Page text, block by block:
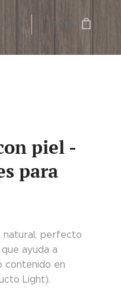
CESTA
piel -
para
natural, perfecto
ayuda a
contenido en
Light).